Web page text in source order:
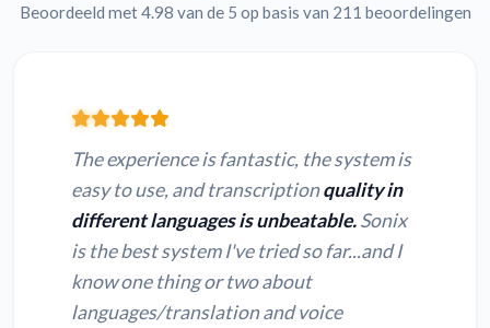
Beoordeeld met 4.98 van de 5 op basis van 211 beoordelingen
The experience is fantastic, the system is
easy to use, and transcriptionquality in
different languages is unbeatable.Sonix
is the best system I've tried so far...and I
know one thing or two about
languages/translation and voice